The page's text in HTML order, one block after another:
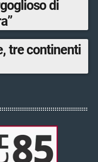
di
tre continenti